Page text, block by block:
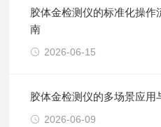
胶体金检测仪的标准化操作
南
2026-06-15
胶体金检测仪的多场景应用
2026-06-09